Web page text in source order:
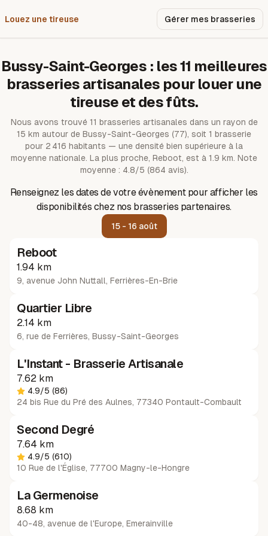
Louez une tireuse Gérer mes brasseries
Bussy-Saint-Georges : les11 meilleures
brasseries artisanales pour louer une
tireuse et des fûts.
Nous avons trouvé 11 brasseries artisanales dans un rayon de
15 km autour de Bussy-Saint-Georges (77), soit 1 brasserie
pour 2 416 habitants — une densité bien supérieure à la
moyenne nationale. La plus proche, Reboot, est à 1.9 km. Note
moyenne : 4.8/5 (864 avis).
Renseignez les dates de votre évènement pour afficher les
disponibilités chez nos brasseries partenaires.
15 - 16 août
Reboot
1.94 km
9, avenue John Nuttall, Ferrières-En-Brie
Quartier Libre
2.14 km
6, rue de Ferrières, Bussy-Saint-Georges
L'Instant - Brasserie Artisanale
7.62 km
4.9/5 (86)
24 bis Rue du Pré des Aulnes, 77340 Pontault-Combault
Second Degré
7.64 km
4.9/5 (610)
10 Rue de l'Église, 77700 Magny-le-Hongre
La Germenoise
8.68 km
40-48, avenue de l'Europe, Emerainville